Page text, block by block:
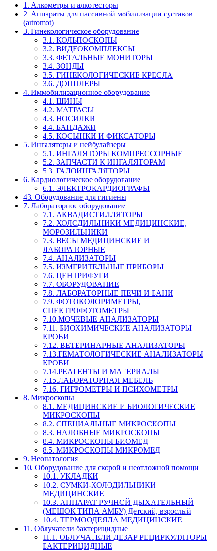
1. Алкометры и алкотесторы
2. Аппараты для пассивной мобилизации суставов
(artromot)
3. Гинекологическое оборудование
3.1. КОЛЬПОСКОПЫ
3.2. ВИДЕОКОМПЛЕКСЫ
3.3. ФЕТАЛЬНЫЕ МОНИТОРЫ
3.4. ЗОНДЫ
3.5. ГИНЕКОЛОГИЧЕСКИЕ КРЕСЛА
3.6. ДОППЛЕРЫ
4. Иммобилизационное оборудование
4.1. ШИНЫ
4.2. МАТРАСЫ
4.3. НОСИЛКИ
4.4. БАНДАЖИ
4.5. КОСЫНКИ И ФИКСАТОРЫ
5. Ингаляторы и нейбулайзеры
5.1. ИНГАЛЯТОРЫ КОМПРЕССОРНЫЕ
5.2. ЗАПЧАСТИ К ИНГАЛЯТОРАМ
5.3. ГАЛОИНГАЛЯТОРЫ
6. Кардиологическое оборудование
6.1. ЭЛЕКТРОКАРДИОГРАФЫ
43. Оборудование для гигиены
7. Лабораторное оборудование
7.1. АКВАДИСТИЛЛЯТОРЫ
7.2. ХОЛОДИЛЬНИКИ МЕДИЦИНСКИЕ,
МОРОЗИЛЬНИКИ
7.3. ВЕСЫ МЕДИЦИНСКИЕ И
ЛАБОРАТОРНЫЕ
7.4. АНАЛИЗАТОРЫ
7.5. ИЗМЕРИТЕЛЬНЫЕ ПРИБОРЫ
7.6. ЦЕНТРИФУГИ
7.7. ОБОРУДОВАНИЕ
7.8. ЛАБОРАТОРНЫЕ ПЕЧИ И БАНИ
7.9. ФОТОКОЛОРИМЕТРЫ,
СПЕКТРОФОТОМЕТРЫ
7.10.МОЧЕВЫЕ АНАЛИЗАТОРЫ
7.11. БИОХИМИЧЕСКИЕ АНАЛИЗАТОРЫ
КРОВИ
7.12. ВЕТЕРИНАРНЫЕ АНАЛИЗАТОРЫ
7.13.ГЕМАТОЛОГИЧЕСКИЕ АНАЛИЗАТОРЫ
КРОВИ
7.14.РЕАГЕНТЫ И МАТЕРИАЛЫ
7.15.ЛАБОРАТОРНАЯ МЕБЕЛЬ
7.16. ГИГРОМЕТРЫ И ПСИХОМЕТРЫ
8. Микроскопы
8.1. МЕДИЦИНСКИЕ И БИОЛОГИЧЕСКИЕ
МИКРОСКОПЫ
8.2. СПЕЦИАЛЬНЫЕ МИКРОСКОПЫ
8.3. НАЛОБНЫЕ МИКРОСКОПЫ
8.4. МИКРОСКОПЫ БИОМЕД
8.5. МИКРОСКОПЫ МИКРОМЕД
9. Неонатология
10. Оборудование для скорой и неотложной помощи
10.1. УКЛАДКИ
10.2. СУМКИ-ХОЛОДИЛЬНИКИ
МЕДИЦИНСКИЕ
10.3. АППАРАТ РУЧНОЙ ДЫХАТЕЛЬНЫЙ
(МЕШОК ТИПА АМБУ) Детский, взрослый
10.4. ТЕРМООДЕЯЛА МЕДИЦИНСКИЕ
11. Облучатели бактерицидные
11.1. ОБЛУЧАТЕЛИ ДЕЗАР РЕЦИРКУЛЯТОРЫ
БАКТЕРИЦИДНЫЕ